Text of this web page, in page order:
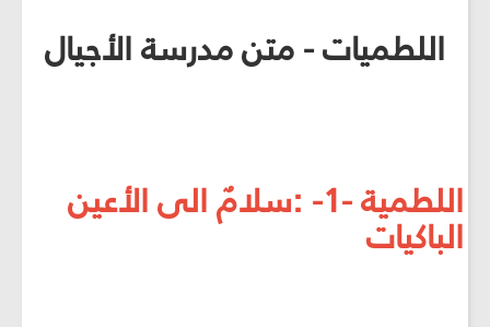
اللطميات - متن مدرسة الأجيال
اللطمية -1- :سلامٌ الى الأعين
الباكيات